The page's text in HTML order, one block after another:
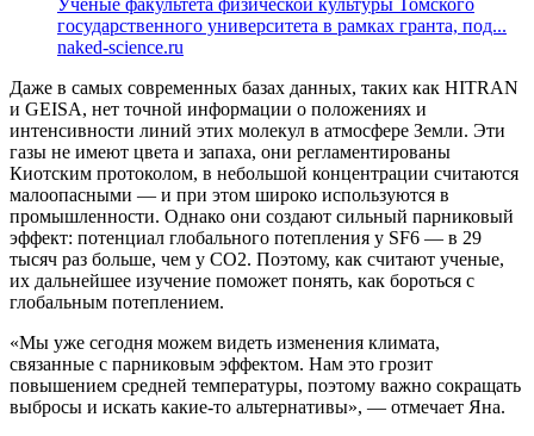
Ученые факультета физической культуры Томского
государственного университета в рамках гранта, под...
naked-science.ru
Даже в самых современных базах данных, таких как HITRAN
и GEISA, нет точной информации о положениях и
интенсивности линий этих молекул в атмосфере Земли. Эти
газы не имеют цвета и запаха, они регламентированы
Киотским протоколом, в небольшой концентрации считаются
малоопасными — и при этом широко используются в
промышленности. Однако они создают сильный парниковый
эффект: потенциал глобального потепления у SF6 — в 29
тысяч раз больше, чем у CO2. Поэтому, как считают ученые,
их дальнейшее изучение поможет понять, как бороться с
глобальным потеплением.
«Мы уже сегодня можем видеть изменения климата,
связанные с парниковым эффектом. Нам это грозит
повышением средней температуры, поэтому важно сокращать
выбросы и искать какие-то альтернативы», — отмечает Яна.